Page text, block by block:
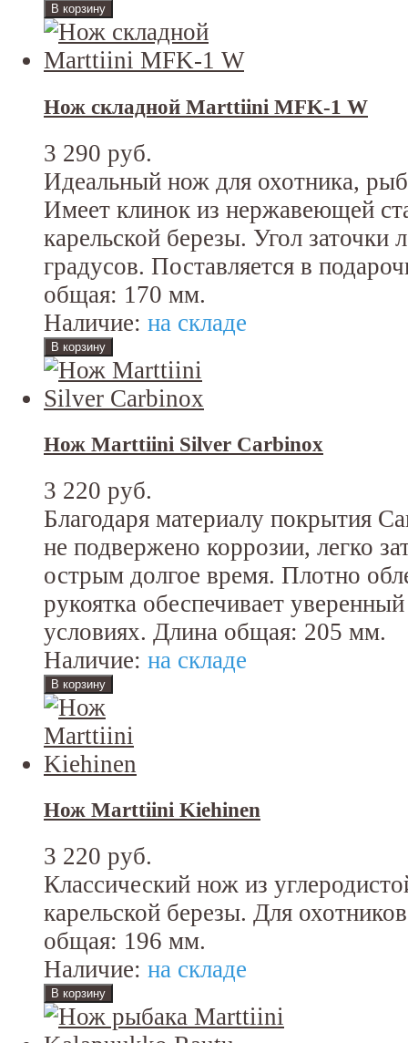
Нож складной Marttiini MFK-1 W
3 290 руб.
Идеальный нож для охотника,
Имеет клинок из нержавеющей
карельской березы. Угол заточки
градусов. Поставляется в
общая: 170 мм.
Наличие: на складе
Нож Marttiini Silver Carbinox
3 220 руб.
Благодаря материалу покрытия
не подвержено коррозии, легко
острым долгое время. Плотно
рукоятка обеспечивает
условиях. Длина общая: 205 мм.
Наличие: на складе
Нож Marttiini Kiehinen
3 220 руб.
Классический нож из
карельской березы. Для
общая: 196 мм.
Наличие: на складе